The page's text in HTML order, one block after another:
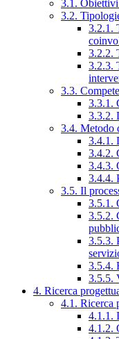
3.1.
3.2.
3.2.1.
3.2.2.
3.2.3.
3.3.
3.3.1.
3.3.2.
3.4. Metodo
3.4.1.
3.4.2.
3.4.3.
3.4.4.
3.5. Il
3.5.1.
3.5.2.
3.5.3.
3.5.4.
3.5.5.
4. Ricerca
4.1. Ricerca
4.1.1.
4.1.2.